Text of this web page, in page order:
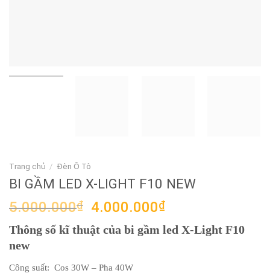
Trang chủ / Đèn Ô Tô
BI GẦM LED X-LIGHT F10 NEW
5.000.000₫
Giá
gốc
là:
4.000.000₫Giá
hiện
tại
Thông số kĩ thuật của bi gầm led X-Light F10
new
Công suất: Cos 30W – Pha 40W